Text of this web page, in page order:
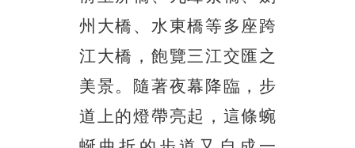
州大橋、水東橋等多座跨
江大橋，飽覽三江交匯之
美景。隨著夜幕降臨，步
道上的燈帶亮起，這條蜿